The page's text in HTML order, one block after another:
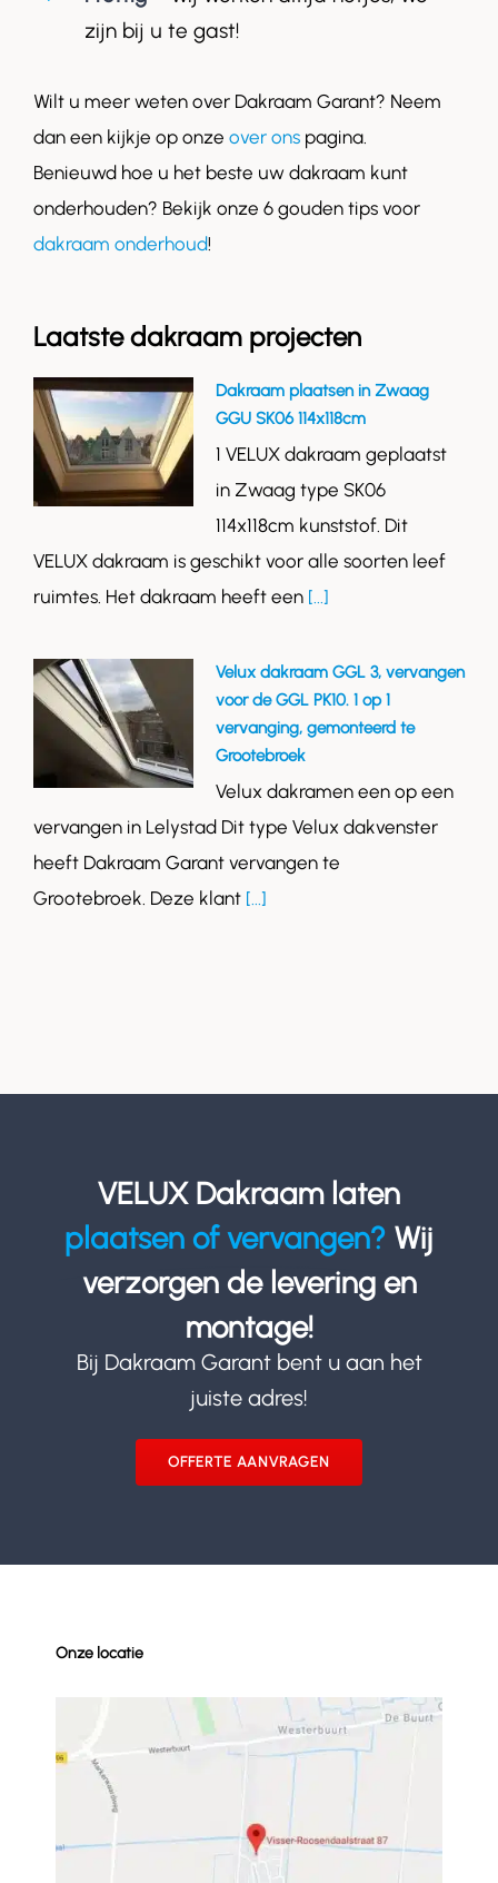
zijn bij u te gast!
Wilt u meer weten over Dakraam Garant? Neem
dan een kijkje op onze over ons pagina.
Benieuwd hoe u het beste uw dakraam kunt
onderhouden? Bekijk onze 6 gouden tips voor
dakraam onderhoud!
Laatste dakraam projecten
Dakraam plaatsen in Zwaag
GGU SK06 114x118cm
1 VELUX dakraam geplaatst
in Zwaag type SK06
114x118cm kunststof. Dit
VELUX dakraam is geschikt voor alle soorten leef
ruimtes. Het dakraam heeft een [...]
Velux dakraam GGL 3, vervangen
voor de GGL PK10. 1 op 1
vervanging, gemonteerd te
Grootebroek
Velux dakramen een op een
vervangen in Lelystad Dit type Velux dakvenster
heeft Dakraam Garant vervangen te
Grootebroek. Deze klant [...]
VELUX Dakraam laten
plaatsen of vervangen? Wij
verzorgen de levering en
montage!
Bij Dakraam Garant bent u aan het
juiste adres!
OFFERTE AANVRAGEN
Onze locatie